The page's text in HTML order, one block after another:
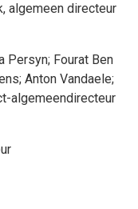
, algemeen directeur
Persyn; Fourat Ben
; Anton Vandaele;
algemeendirecteur